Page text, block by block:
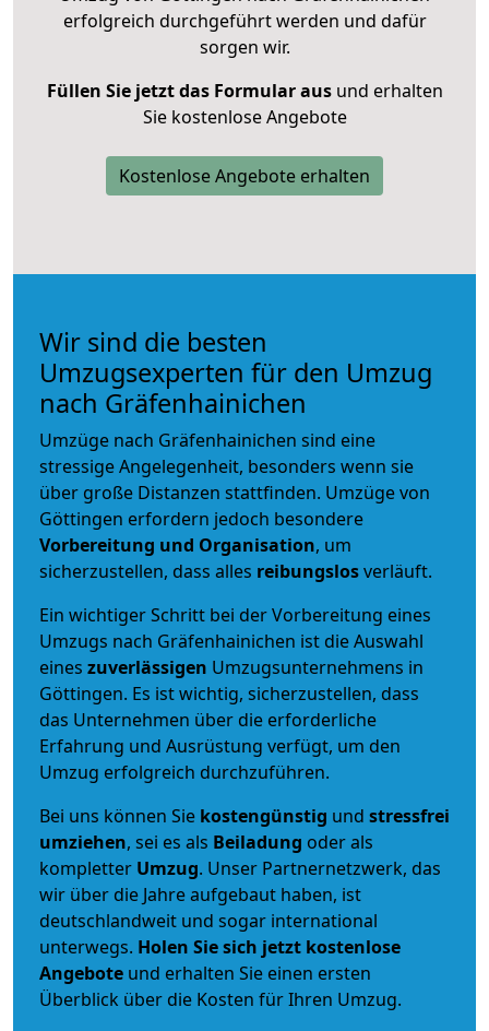
erfolgreich durchgeführt werden und dafür
sorgen wir.
Füllen Sie jetzt das Formular ausund erhalten
Sie kostenlose Angebote
Kostenlose Angebote erhalten
Wir sind die besten
Umzugsexperten für den Umzug
nach Gräfenhainichen
Umzüge nach Gräfenhainichen sind eine
stressige Angelegenheit, besonders wenn sie
über große Distanzen stattfinden. Umzüge von
Göttingen erfordern jedoch besondere
Vorbereitung und Organisation, um
sicherzustellen, dass alles reibungslosverläuft.
Ein wichtiger Schritt bei der Vorbereitung eines
Umzugs nach Gräfenhainichen ist die Auswahl
eines zuverlässigen Umzugsunternehmens in
Göttingen. Es ist wichtig, sicherzustellen, dass
das Unternehmen über die erforderliche
Erfahrung und Ausrüstung verfügt, um den
Umzug erfolgreich durchzuführen.
Bei uns können Sie kostengünstig und stressfrei
umziehen, sei es als Beiladung oder als
kompletter Umzug. Unser Partnernetzwerk, das
wir über die Jahre aufgebaut haben, ist
deutschlandweit und sogar international
unterwegs. Holen Sie sich jetzt kostenlose
Angebote und erhalten Sie einen ersten
Überblick über die Kosten für Ihren Umzug.